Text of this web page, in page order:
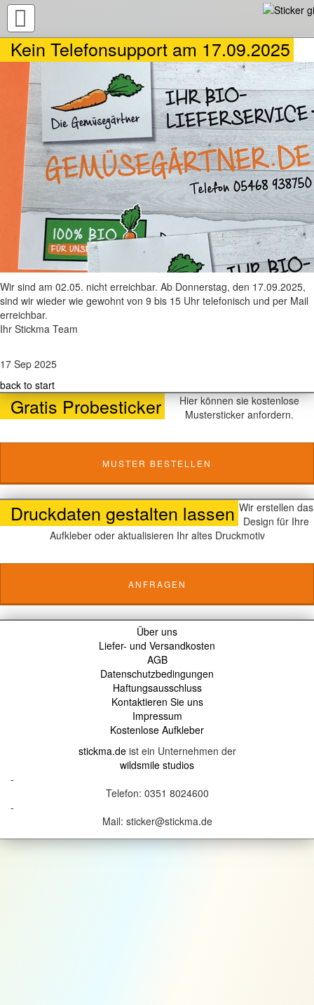
TOGGLE
NAVIGATION
Kein Telefonsupport am 17.09.2025
Wir sind am 02.05. nicht erreichbar. Ab Donnerstag, den 17.09.2025,
sind wir wieder wie gewohnt von 9 bis 15 Uhr telefonisch und per Mail
erreichbar.
Ihr Stickma Team
17 Sep 2025
back to start
Gratis Probesticker
Hier können sie kostenlose
Mustersticker anfordern.
MUSTER BESTELLEN
Druckdaten gestalten lassen Wir erstellen das
Design für Ihre
Aufkleber oder aktualisieren Ihr altes Druckmotiv
ANFRAGEN
Über uns
Liefer- und Versandkosten
AGB
Datenschutzbedingungen
Haftungsausschluss
Kontaktieren Sie uns
Impressum
Kostenlose Aufkleber
stickma.deist ein Unternehmen der
wildsmile studios
-
Telefon: 0351 8024600
-
Mail: sticker@stickma.de